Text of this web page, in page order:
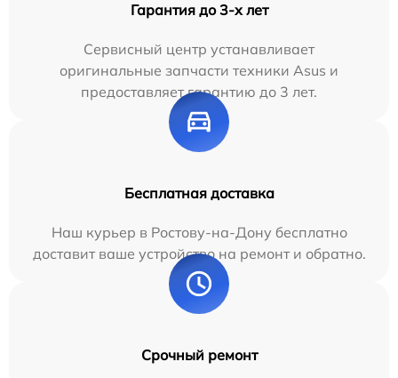
Гарантия до 3-х лет
Сервисный центр устанавливает
оригинальные запчасти техники Asus и
предоставляет гарантию до 3 лет.
Бесплатная доставка
Наш курьер в Ростову-на-Дону бесплатно
доставит ваше устройство на ремонт и обратно.
Срочный ремонт